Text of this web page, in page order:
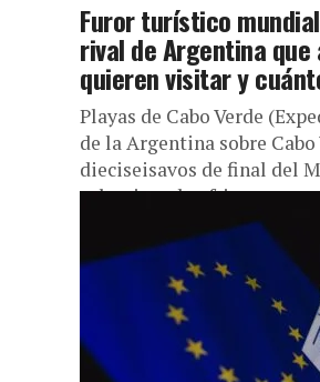
Furor turístico
rival de Argentina
quieren visitar y
Playas de Cabo Verde
de la Argentina sobre Cabo
dieciseisavos de final del
seleccionado africano se...